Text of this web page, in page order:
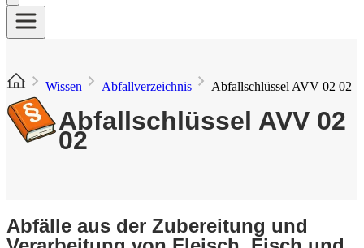
Wissen Abfallverzeichnis Abfallschlüssel AVV 02 02
Abfallschlüssel AVV 02
02
Abfälle aus der Zubereitung und